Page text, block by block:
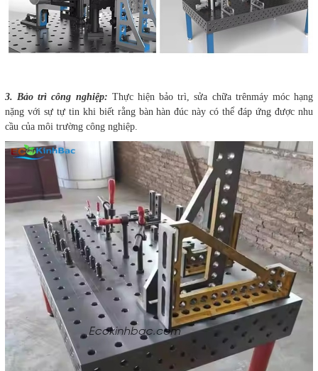
3. Bảo trì công nghiệp: Thực hiện bảo trì, sửa chữa trênmáy móc hạng
nặng với sự tự tin khi biết rằng bàn hàn đúc này có thể đáp ứng được nhu
cầu của môi trường công nghiệp.